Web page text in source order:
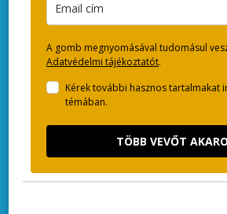
A gomb megnyomásával tudomásul
Adatvédelmi tájékoztatót.
Kérek további hasznos tartalmakat
témában.
TÖBB VEVŐT